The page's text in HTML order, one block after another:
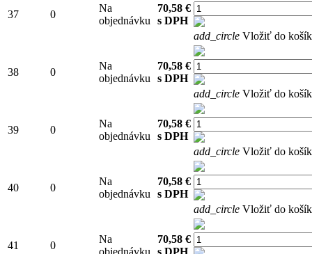
37 0
Na
objednávku
70,58 €
s DPH
add_circle Vložiť do
38 0
Na
objednávku
70,58 €
s DPH
add_circle Vložiť do
39 0
Na
objednávku
70,58 €
s DPH
add_circle Vložiť do
40 0
Na
objednávku
70,58 €
s DPH
add_circle Vložiť do
41 0
Na
70,58 €